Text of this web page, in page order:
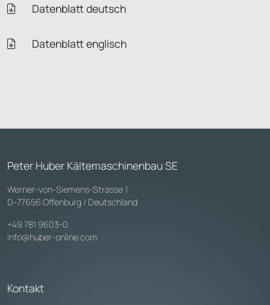
Datenblatt deutsch
Datenblatt englisch
Peter Huber Kältemaschinenbau SE
Werner-von-Siemens-Strasse 1
D-77656 Offenburg / Deutschland
+49 781 9603-0
info@huber-online.com
Kontakt